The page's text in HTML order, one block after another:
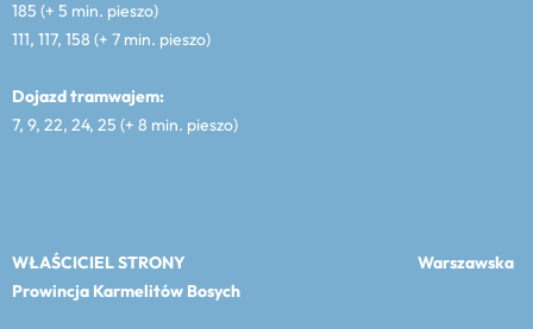
185 (+ 5 min. pieszo)
111, 117, 158 (+ 7 min. pieszo)
Dojazd tramwajem:
7, 9, 22, 24, 25 (+ 8 min. pieszo)
WŁAŚCICIEL STRONY Warszawska
Prowincja Karmelitów Bosych